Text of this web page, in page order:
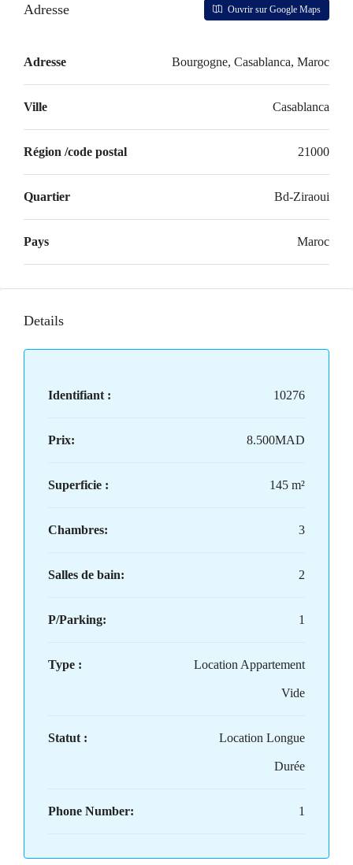
Adresse Ouvrir sur Google Maps
Adresse Bourgogne, Casablanca, Maroc
Ville Casablanca
Région /code postal 21000
Quartier Bd-Ziraoui
Pays Maroc
Details
Identifiant : 10276
Prix: 8.500MAD
Superficie : 145 m²
Chambres: 3
Salles de bain: 2
P/Parking: 1
Type : Location Appartement
Vide
Statut : Location Longue
Durée
Phone Number: 1